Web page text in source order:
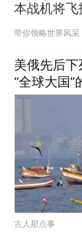
本战机将飞
友国危险了
带你领略世界风采
美俄先后
“全球大国”
古人那点事